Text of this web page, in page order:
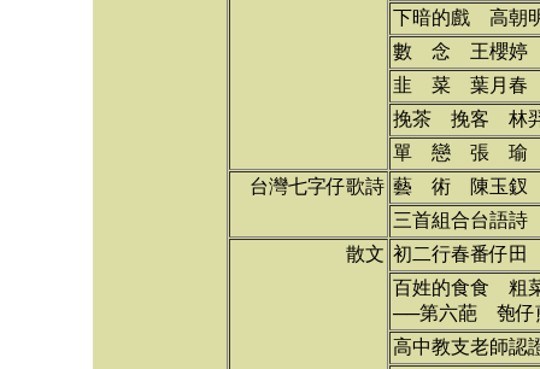
下暗的戲 高朝
數 念 王櫻婷
韭 菜 葉月春
挽茶 挽客 林
單 戀 張 瑜
台灣七字仔歌詩 藝 術 陳玉釵
三首組合台語
散文 初二行春番仔
百姓的食食 粗
──第六葩 匏
高中教支老師